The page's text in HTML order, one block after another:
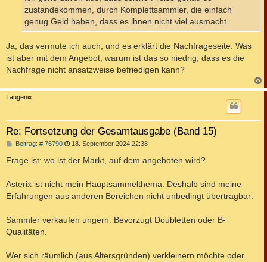
zustandekommen, durch Komplettsammler, die einfach
genug Geld haben, dass es ihnen nicht viel ausmacht.
Ja, das vermute ich auch, und es erklärt die Nachfrageseite. Was
ist aber mit dem Angebot, warum ist das so niedrig, dass es die
Nachfrage nicht ansatzweise befriedigen kann?
a
Taugenix
Re: Fortsetzung der Gesamtausgabe (Band 15)
Beitrag: # 76790B
i
a
g
18. September 2024 22:38
Frage ist: wo ist der Markt, auf dem angeboten wird?
Asterix ist nicht mein Hauptsammelthema. Deshalb sind meine
Erfahrungen aus anderen Bereichen nicht unbedingt übertragbar:
Sammler verkaufen ungern. Bevorzugt Doubletten oder B-
Qualitäten.
Wer sich räumlich (aus Altersgründen) verkleinern möchte oder